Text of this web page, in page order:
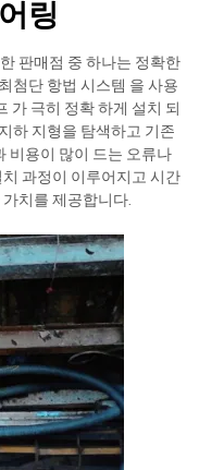
링
판매점 중 하나는 정확한
첨단 항법 시스템 을 사용
가 극히 정확 하게 설치 되
하 지형을 탐색하고 기존
비용이 많이 드는 오류나
과정이 이루어지고 시간
치를 제공합니다.